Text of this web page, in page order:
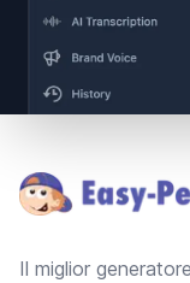
Il miglior